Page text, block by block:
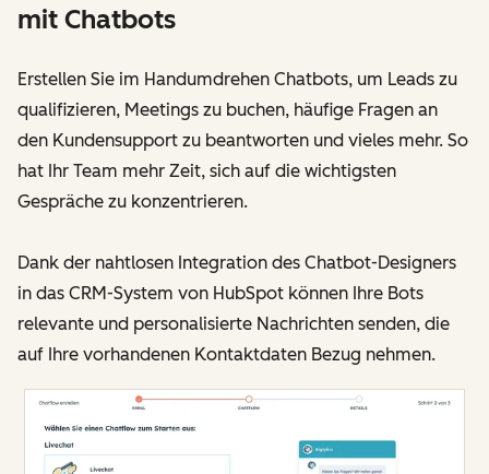
mit Chatbots
Erstellen Sie im Handumdrehen Chatbots, um Leads zu
qualifizieren, Meetings zu buchen, häufige Fragen an
den Kundensupport zu beantworten und vieles mehr. So
hat Ihr Team mehr Zeit, sich auf die wichtigsten
Gespräche zu konzentrieren.
Dank der nahtlosen Integration des Chatbot-Designers
in das CRM-System von HubSpot können Ihre Bots
relevante und personalisierte Nachrichten senden, die
auf Ihre vorhandenen Kontaktdaten Bezug nehmen.